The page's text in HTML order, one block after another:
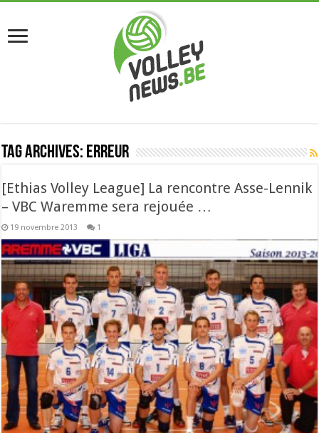
Tag Archives: erreur
[Ethias Volley League] La rencontre Asse-Lennik
– VBC Waremme sera rejouée …
19 novembre 2013 1